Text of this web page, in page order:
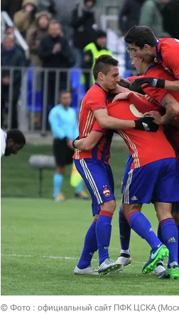
© Фото : официальный сайт ПФК ЦСКА